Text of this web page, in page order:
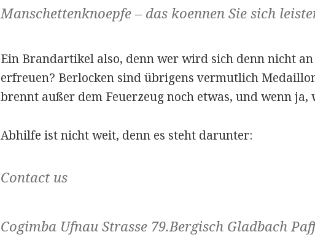
Manschettenknoepfe – das koennen Sie sich
Ein Brandartikel also, denn wer wird sich denn nicht
erfreuen? Berlocken sind übrigens vermutlich
brennt außer dem Feuerzeug noch etwas, und wenn ja,
Abhilfe ist nicht weit, denn es steht darunter:
Contact us
Cogimba Ufnau Strasse 79.Bergisch Gladbach